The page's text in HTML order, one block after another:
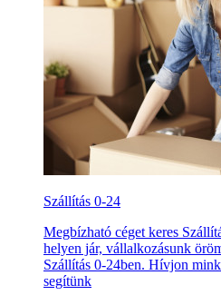
Szállítás 0-24
Megbízható céget keres
helyen jár, vállalkozásunk
Szállítás 0-24ben. Hívjon
segítünk